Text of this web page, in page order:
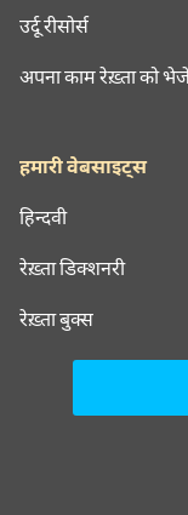
उर्दू रीसोर्स
अपना काम रेख़्ता को
हमारी वेबसाइट्स
हिन्दवी
रेख़्ता डिक्शनरी
रेख़्ता बुक्स